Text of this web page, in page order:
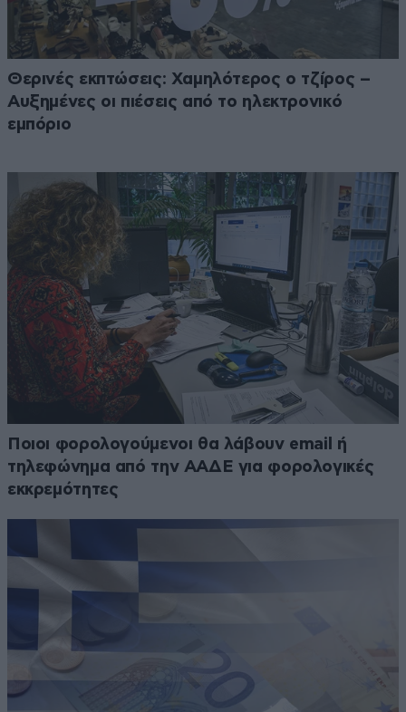
Θερινές εκπτώσεις: Χαμηλότερος ο τζίρος –
Αυξημένες οι πιέσεις από το ηλεκτρονικό
εμπόριο
Ποιοι φορολογούμενοι θα λάβουν email ή
τηλεφώνημα από την ΑΑΔΕ για φορολογικές
εκκρεμότητες